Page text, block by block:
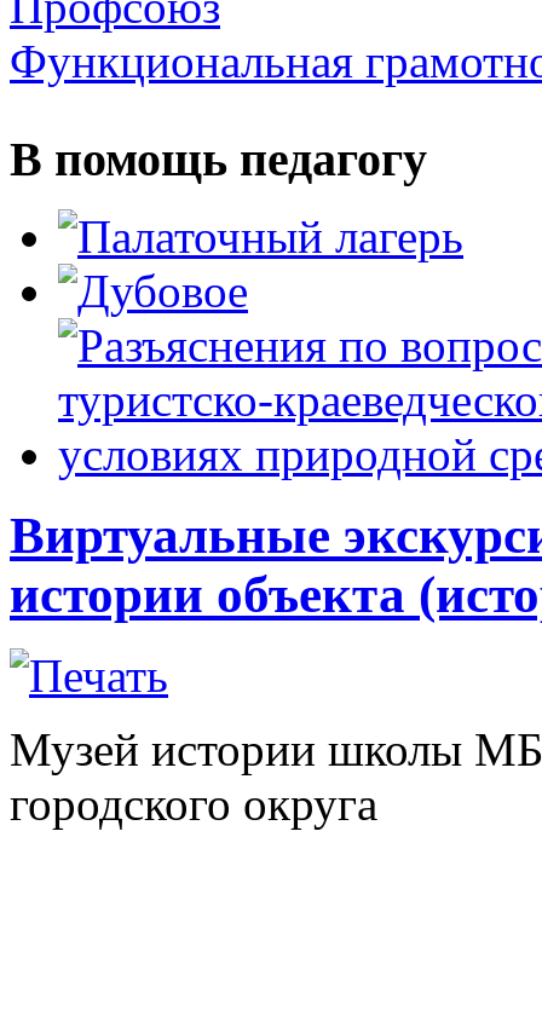
Функциональная
В помощь педагогу
Виртуальные
истории объекта
Музей истории школы
городского округа